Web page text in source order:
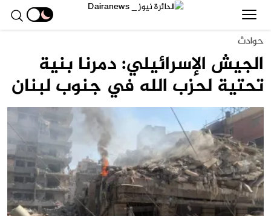
حوادث
الجيش الإسرائيلي: دمرنا بنية
تحتية لحزب الله في جنوب لبنان